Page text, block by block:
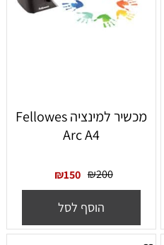
‏מכשיר למינציה Fellowes
Arc A4
₪200
₪150
הוסף לסל